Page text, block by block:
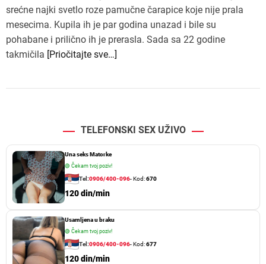
srećne najki svetlo roze pamučne čarapice koje nije prala
mesecima. Kupila ih je par godina unazad i bile su
pohabane i prilično ih je prerasla. Sada sa 22 godine
takmičila [Priočitajte sve…]
TELEFONSKI SEX UŽIVO
Una seks Matorke
🟢 Čekam tvoj poziv!
Tel:0906/400-096- Kod:670
120 din/min
Usamljena u braku
🟢 Čekam tvoj poziv!
Tel:0906/400-096- Kod:677
120 din/min